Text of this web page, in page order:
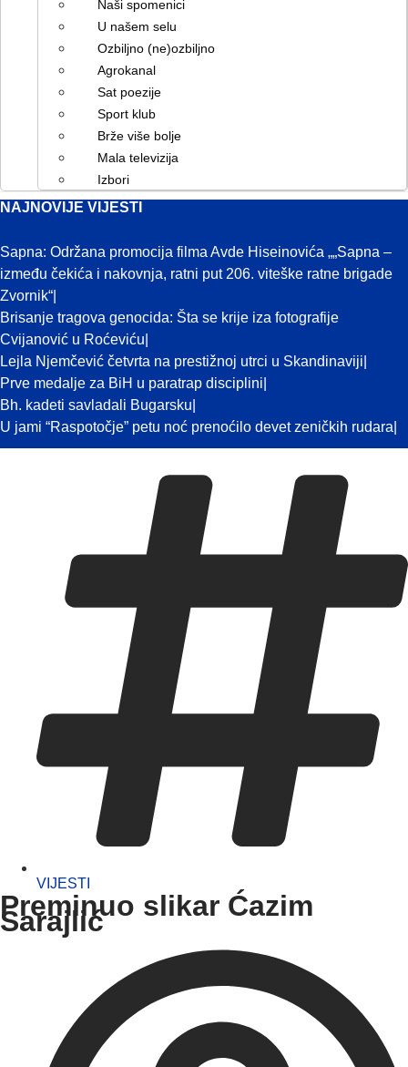
Naši spomenici
U našem selu
Ozbiljno (ne)ozbiljno
Agrokanal
Sat poezije
Sport klub
Brže više bolje
Mala televizija
Izbori
NAJNOVIJE VIJESTI
Sapna: Održana promocija filma Avde Hiseinovića „„Sapna –
između čekića i nakovnja, ratni put 206. viteške ratne brigade
Zvornik“
Brisanje tragova genocida: Šta se krije iza fotografije
Cvijanović u Roćeviću
Lejla Njemčević četvrta na prestižnoj utrci u Skandinaviji
Prve medalje za BiH u paratrap disciplini
Bh. kadeti savladali Bugarsku
U jami “Raspotočje” petu noć prenoćilo devet zeničkih rudara
VIJESTI
Preminuo slikar Ćazim
Sarajlić